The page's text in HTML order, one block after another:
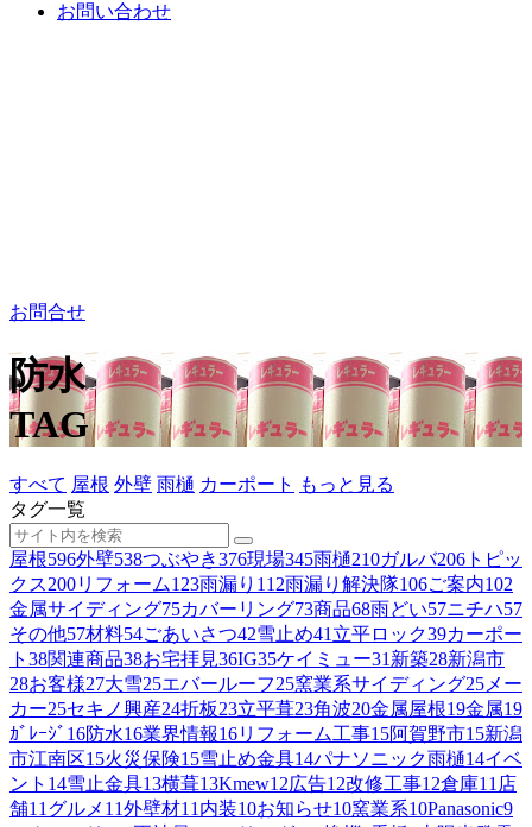
お問い合わせ
お問合せ
防水
TAG
すべて 屋根 外壁 雨樋 カーポート
もっと見る
タグ一覧
屋根596外壁538つぶやき376現場345雨樋210ガルバ206 トピッ
クス200リフォーム123雨漏り 112雨漏り解決隊106ご案内102
金属サイディング75カバーリング73商品68雨どい57ニチハ57
その他57材料54ごあいさつ42雪止め41 立平ロック39カーポー
ト 38関連商品38お宅拝見36IG35ケイミュー31 新築28新潟市
28お客様27大雪25エバールーフ25窯業系サイディング25 メー
カー25セキノ興産24折板23立平葺23角波20金属屋根19金属19
ｶﾞﾚｰｼﾞ 16防水16業界情報16リフォーム工事15阿賀野市15新潟
市江南区15火災保険15雪止め金具14パナソニック雨樋14イベ
ント 14雪止金具13横葺13Kmew12広告12改修工事12倉庫11 店
舗11 グルメ 11外壁材11 内装10お知らせ10窯業系10Panasonic9